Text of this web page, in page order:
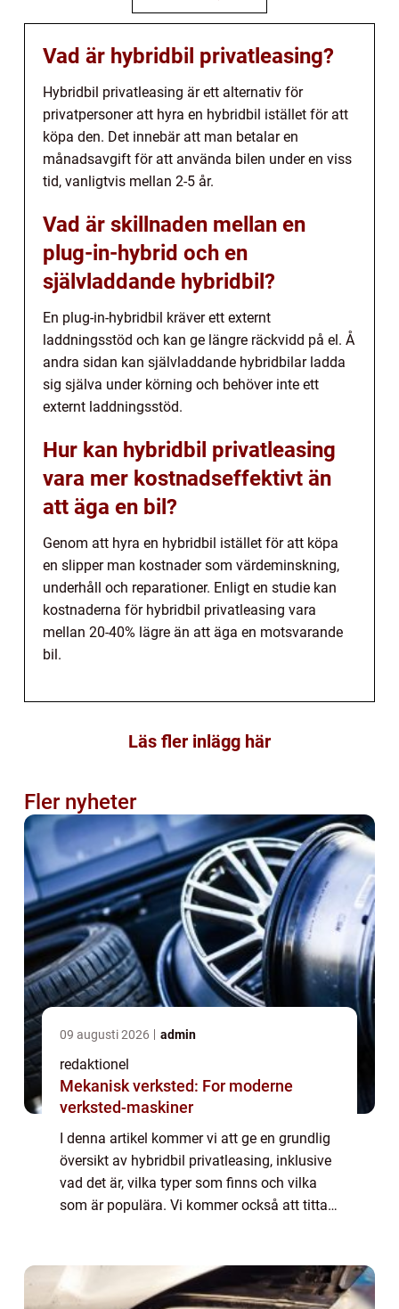
Vad är hybridbil privatleasing?
Hybridbil privatleasing är ett alternativ för
privatpersoner att hyra en hybridbil istället för att
köpa den. Det innebär att man betalar en
månadsavgift för att använda bilen under en viss
tid, vanligtvis mellan 2-5 år.
Vad är skillnaden mellan en
plug-in-hybrid och en
självladdande hybridbil?
En plug-in-hybridbil kräver ett externt
laddningsstöd och kan ge längre räckvidd på el. Å
andra sidan kan självladdande hybridbilar ladda
sig själva under körning och behöver inte ett
externt laddningsstöd.
Hur kan hybridbil privatleasing
vara mer kostnadseffektivt än
att äga en bil?
Genom att hyra en hybridbil istället för att köpa
en slipper man kostnader som värdeminskning,
underhåll och reparationer. Enligt en studie kan
kostnaderna för hybridbil privatleasing vara
mellan 20-40% lägre än att äga en motsvarande
bil.
Läs fler inlägg här
Fler nyheter
09 augusti 2026 admin
redaktionel
Mekanisk verksted: For moderne
verksted-maskiner
I denna artikel kommer vi att ge en grundlig
översikt av hybridbil privatleasing, inklusive
vad det är, vilka typer som finns och vilka
som är populära. Vi kommer också att titta